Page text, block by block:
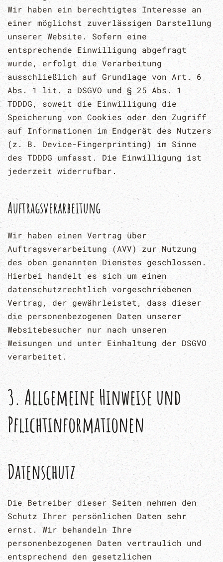
Wir haben ein berechtigtes Interesse an
einer möglichst zuverlässigen Darstellung
unserer Website. Sofern eine
entsprechende Einwilligung abgefragt
wurde, erfolgt die Verarbeitung
ausschließlich auf Grundlage von Art. 6
Abs. 1 lit. a DSGVO und § 25 Abs. 1
TDDDG, soweit die Einwilligung die
Speicherung von Cookies oder den Zugriff
auf Informationen im Endgerät des Nutzers
(z. B. Device-Fingerprinting) im Sinne
des TDDDG umfasst. Die Einwilligung ist
jederzeit widerrufbar.
Auftragsverarbeitung
Wir haben einen Vertrag über
Auftragsverarbeitung (AVV) zur Nutzung
des oben genannten Dienstes geschlossen.
Hierbei handelt es sich um einen
datenschutzrechtlich vorgeschriebenen
Vertrag, der gewährleistet, dass dieser
die personenbezogenen Daten unserer
Websitebesucher nur nach unseren
Weisungen und unter Einhaltung der DSGVO
verarbeitet.
3. Allgemeine Hinweise und
Pflicht­informationen
Datenschutz
Die Betreiber dieser Seiten nehmen den
Schutz Ihrer persönlichen Daten sehr
ernst. Wir behandeln Ihre
personenbezogenen Daten vertraulich und
entsprechend den gesetzlichen